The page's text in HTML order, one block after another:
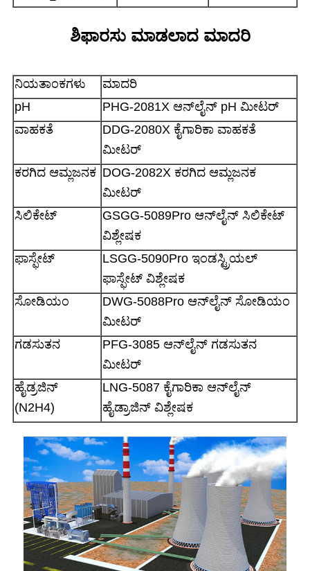
ಶಿಫಾರಸು ಮಾಡಲಾದ ಮಾದರಿ
ನಿಯತಾಂಕಗಳು
ಮಾದರಿ
pH
PHG-2081X ಆನ್‌ಲೈನ್ pH ಮೀಟರ್
ವಾಹಕತೆ
DDG-2080X ಕೈಗಾರಿಕಾ ವಾಹಕತೆ
ಮೀಟರ್
ಕರಗಿದ ಆಮ್ಲಜನಕ DOG-2082X ಕರಗಿದ ಆಮ್ಲಜನಕ
ಮೀಟರ್
ಸಿಲಿಕೇಟ್
GSGG-5089Pro ಆನ್‌ಲೈನ್ ಸಿಲಿಕೇಟ್
ವಿಶ್ಲೇಷಕ
ಫಾಸ್ಫೇಟ್
LSGG-5090Pro ಇಂಡಸ್ಟ್ರಿಯಲ್
ಫಾಸ್ಫೇಟ್ ವಿಶ್ಲೇಷಕ
ಸೋಡಿಯಂ
DWG-5088Pro ಆನ್‌ಲೈನ್ ಸೋಡಿಯಂ
ಮೀಟರ್
ಗಡಸುತನ
PFG-3085 ಆನ್‌ಲೈನ್ ಗಡಸುತನ
ಮೀಟರ್
ಹೈಡ್ರಜಿನ್
(N2H4)
LNG-5087 ಕೈಗಾರಿಕಾ ಆನ್‌ಲೈನ್
ಹೈಡ್ರಾಜಿನ್ ವಿಶ್ಲೇಷಕ